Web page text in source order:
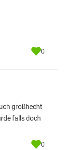
0
großhecht
falls doch
0